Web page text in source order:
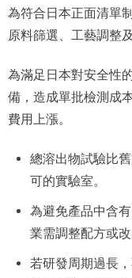
為符合日本正面清單
原料篩選、工藝調整
為滿足日本對安全性
備，造成單批檢測成
費用上漲。
總溶出物試驗比
可的實驗室。
為避免產品中含
業需調整配方或
若研發周期過長